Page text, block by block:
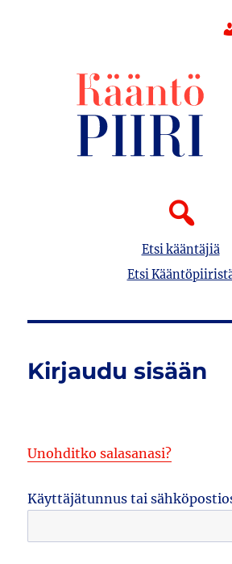
Etsi kääntäjiä
Etsi
Kirjaudu sisään
Unohditko salasanasi?
Käyttäjätunnus tai